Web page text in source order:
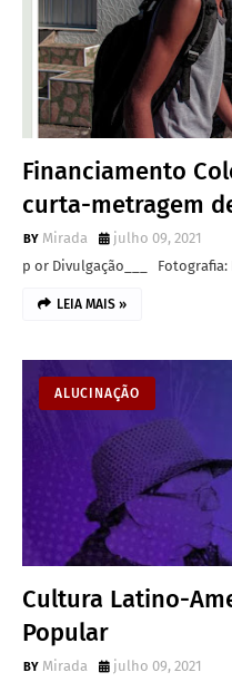
Financiamento
curta-metragem
Mirada
julho 09, 2021
p or Divulgação___ Fotografia:
LEIA MAIS »
ALUCINAÇÃO
Cultura Latino-
Popular
Mirada
julho 09, 2021